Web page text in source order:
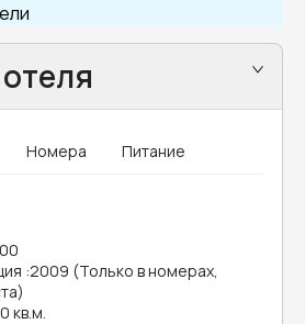
Номера Питание
:2009 (Только в номерах,
кв.м.